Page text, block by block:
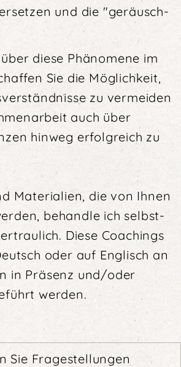
und die "geräusch­
diese Phänomene im
Sie die Möglichkeit,
zu vermeiden
auch über
hinweg erfolgreich zu
Materialien, die von Ihnen
behandle ich selbst­
Diese Coachings
oder auf Englisch an
in Präsenz und/oder
werden.
Sie Fragestellungen